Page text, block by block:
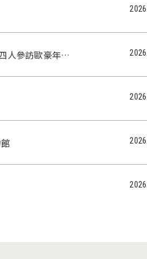
人參訪歐豪年美